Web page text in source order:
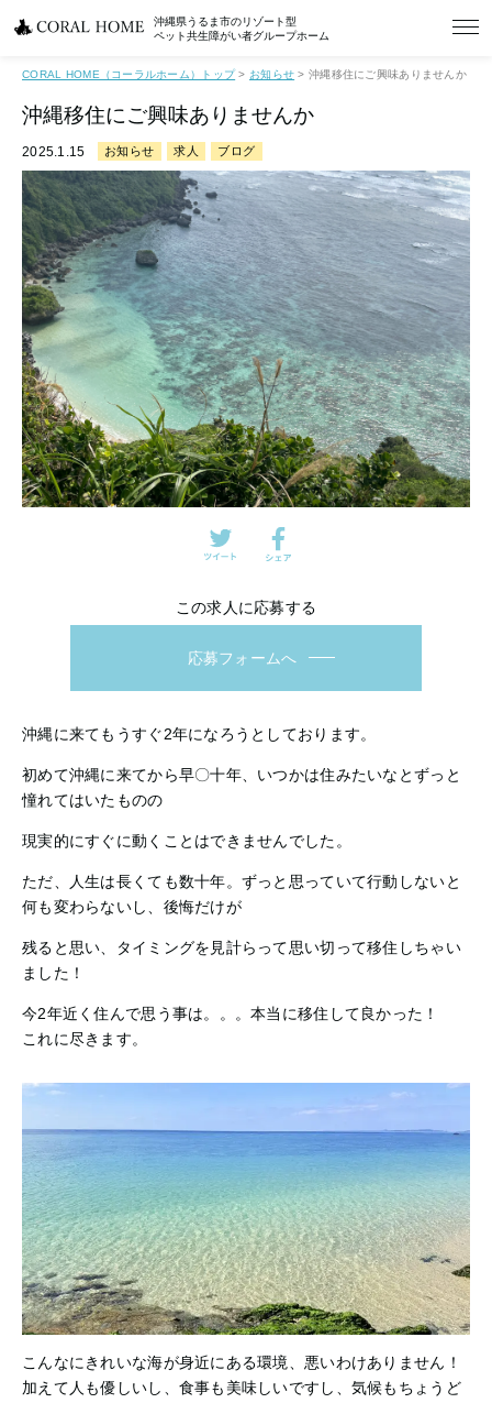
沖縄県うるま市のリゾート型
ペット共生障がい者グループホーム
CORAL HOME（コーラルホーム）トップ> お知らせ > 沖縄移住にご興味ありませんか
沖縄移住にご興味ありませんか
2025.1.15 お知らせ 求人 ブログ
この求人に応募する
応募フォームへ
沖縄に来てもうすぐ2年になろうとしております。
初めて沖縄に来てから早〇十年、いつかは住みたいなとずっと
憧れてはいたものの
現実的にすぐに動くことはできませんでした。
ただ、人生は長くても数十年。ずっと思っていて行動しないと
何も変わらないし、後悔だけが
残ると思い、タイミングを見計らって思い切って移住しちゃい
ました！
今2年近く住んで思う事は。。。本当に移住して良かった！
これに尽きます。
こんなにきれいな海が身近にある環境、悪いわけありません！
加えて人も優しいし、食事も美味しいですし、気候もちょうど